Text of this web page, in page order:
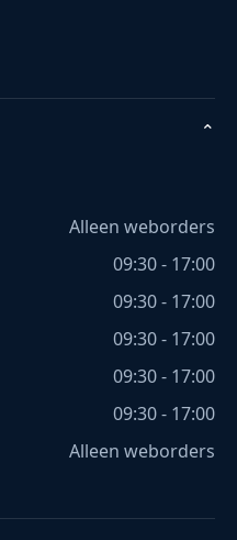
⌄
Alleen weborders
09:30 - 17:00
09:30 - 17:00
09:30 - 17:00
09:30 - 17:00
09:30 - 17:00
Alleen weborders